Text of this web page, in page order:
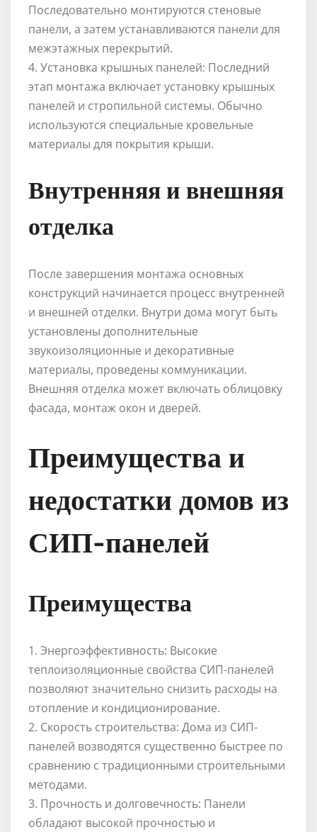
Последовательно монтируются стеновые
панели, а затем устанавливаются панели для
межэтажных перекрытий.
4. Установка крышных панелей: Последний
этап монтажа включает установку крышных
панелей и стропильной системы. Обычно
используются специальные кровельные
материалы для покрытия крыши.
Внутренняя и внешняя
отделка
После завершения монтажа основных
конструкций начинается процесс внутренней
и внешней отделки. Внутри дома могут быть
установлены дополнительные
звукоизоляционные и декоративные
материалы, проведены коммуникации.
Внешняя отделка может включать облицовку
фасада, монтаж окон и дверей.
Преимущества и
недостатки домов из
СИП-панелей
Преимущества
1. Энергоэффективность: Высокие
теплоизоляционные свойства СИП-панелей
позволяют значительно снизить расходы на
отопление и кондиционирование.
2. Скорость строительства: Дома из СИП-
панелей возводятся существенно быстрее по
сравнению с традиционными строительными
методами.
3. Прочность и долговечность: Панели
обладают высокой прочностью и